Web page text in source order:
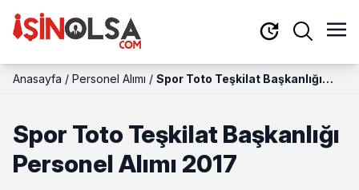
Anasayfa / Personel Alımı / Spor Toto Teşkilat Başkanlığı
Spor Toto Teşkilat Başkanlığı
Personel Alımı 2017